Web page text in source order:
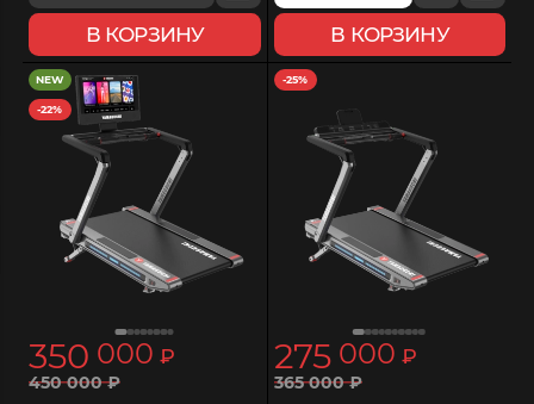
В КОРЗИНУ В КОРЗИНУ
NEW
-22%
350 000 ₽
450 000₽
-25%
275 000 ₽
365 000₽